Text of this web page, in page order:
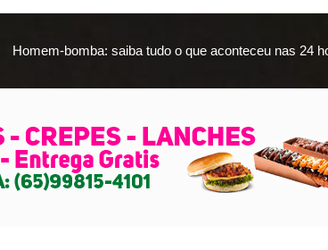
Homem-bomba: saiba tudo o que aconteceu nas 24